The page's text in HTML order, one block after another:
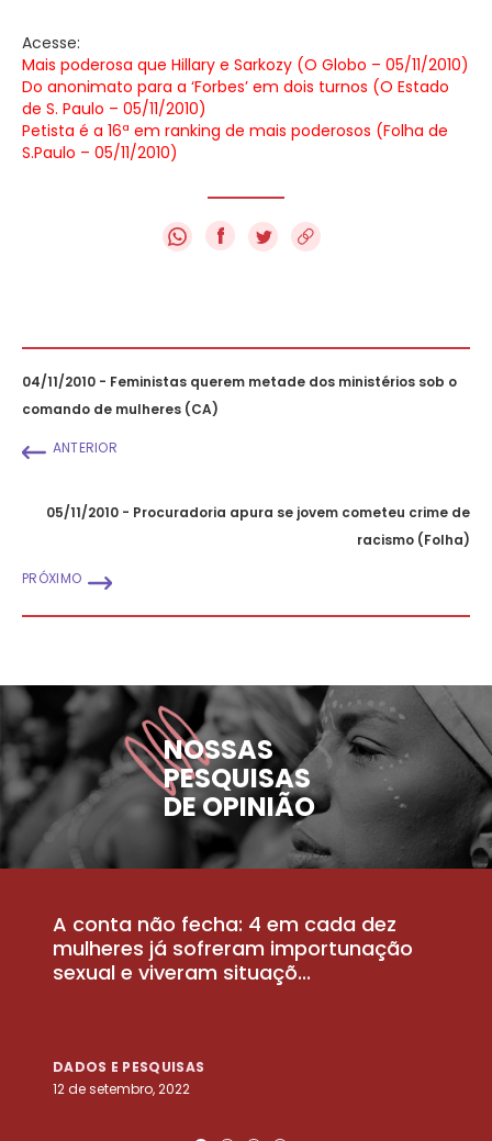
Acesse:
Mais poderosa que Hillary e Sarkozy (O Globo – 05/11/2010)
Do anonimato para a ‘Forbes’ em dois turnos (O Estado
de S. Paulo – 05/11/2010)
Petista é a 16ª em ranking de mais poderosos (Folha de
S.Paulo – 05/11/2010)
f
04/11/2010 - Feministas querem metade dos ministérios sob o
comando de mulheres (CA)
ANTERIOR
05/11/2010 - Procuradoria apura se jovem cometeu crime de
racismo (Folha)
PRÓXIMO
NOSSAS
PESQUISAS
DE OPINIÃO
A conta não fecha: 4 em cada dez
mulheres já sofreram importunação
sexual e viveram situaçõ...
DADOS E PESQUISAS
12 de setembro, 2022